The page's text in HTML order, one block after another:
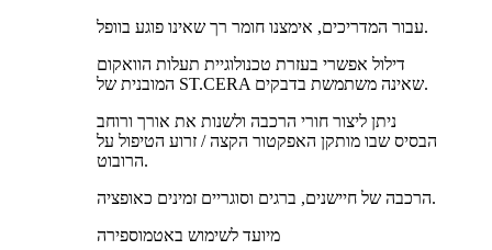
עבור המדריכים, אימצנו חומר רך שאינו פוגע בוופל.
דילול אפשרי בעזרת טכנולוגיית תעלות הוואקום
המובנית של ST.CERA שאינה משתמשת בדבקים.
ניתן ליצור חורי הרכבה ולשנות את אורך ורוחב
הבסיס שבו מותקן האפקטור הקצה / זרוע הטיפול על
הרובוט.
הרכבה של חיישנים, ברגים וסוגריים זמינים כאופציה.
מיועד לשימוש באטמוספירה